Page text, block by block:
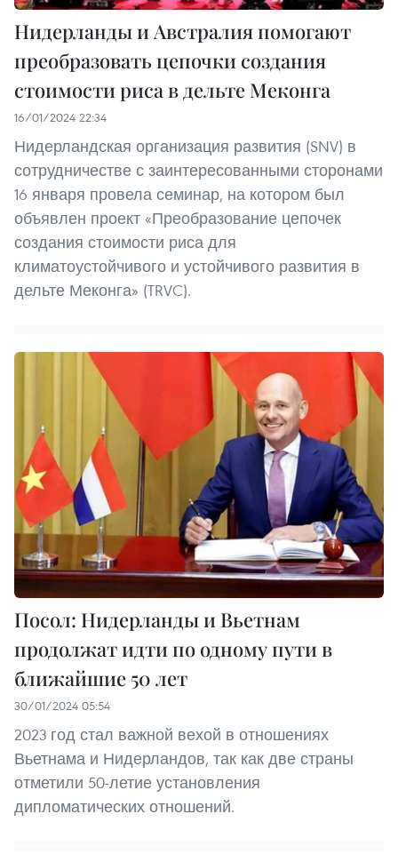
Нидерланды и Австралия помогают
преобразовать цепочки создания
стоимости риса в дельте Меконга
16/01/2024 22:34
Нидерландская организация развития (SNV) в
сотрудничестве с заинтересованными сторонами
16 января провела семинар, на котором был
объявлен проект «Преобразование цепочек
создания стоимости риса для
климатоустойчивого и устойчивого развития в
дельте Меконга» (TRVC).
Посол: Нидерланды и Вьетнам
продолжат идти по одному пути в
ближайшие 50 лет
30/01/2024 05:54
2023 год стал важной вехой в отношениях
Вьетнама и Нидерландов, так как две страны
отметили 50-летие установления
дипломатических отношений.